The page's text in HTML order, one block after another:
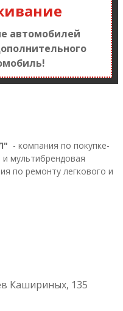
автомобилей
- компания по покупке-
мультибрендовая
по ремонту легкового и
Кашириных, 135